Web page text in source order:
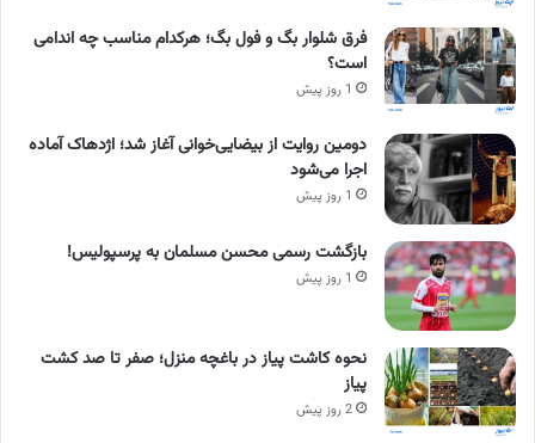
فرق شلوار بگ و فول بگ؛ هرکدام مناسب چه اندامی
است؟
1 روز پیش
دومین روایت از بیضایی‌خوانی آغاز شد؛ اژدهاک آماده
اجرا می‌شود
1 روز پیش
بازگشت رسمی محسن مسلمان به پرسپولیس!
1 روز پیش
نحوه کاشت پیاز در باغچه منزل؛ صفر تا صد کشت
پیاز
2 روز پیش